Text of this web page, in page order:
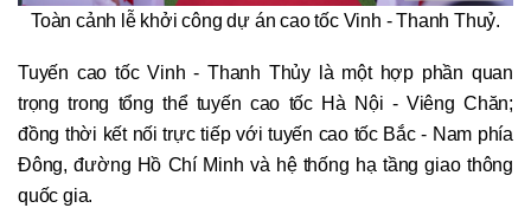
Toàn cảnh lễ khởi công dự án cao tốc Vinh - Thanh Thuỷ.
Tuyến cao tốc Vinh - Thanh Thủy là một hợp phần quan
trọng trong tổng thể tuyến cao tốc Hà Nội - Viêng Chăn;
đồng thời kết nối trực tiếp với tuyến cao tốc Bắc - Nam phía
Đông, đường Hồ Chí Minh và hệ thống hạ tầng giao thông
quốc gia.